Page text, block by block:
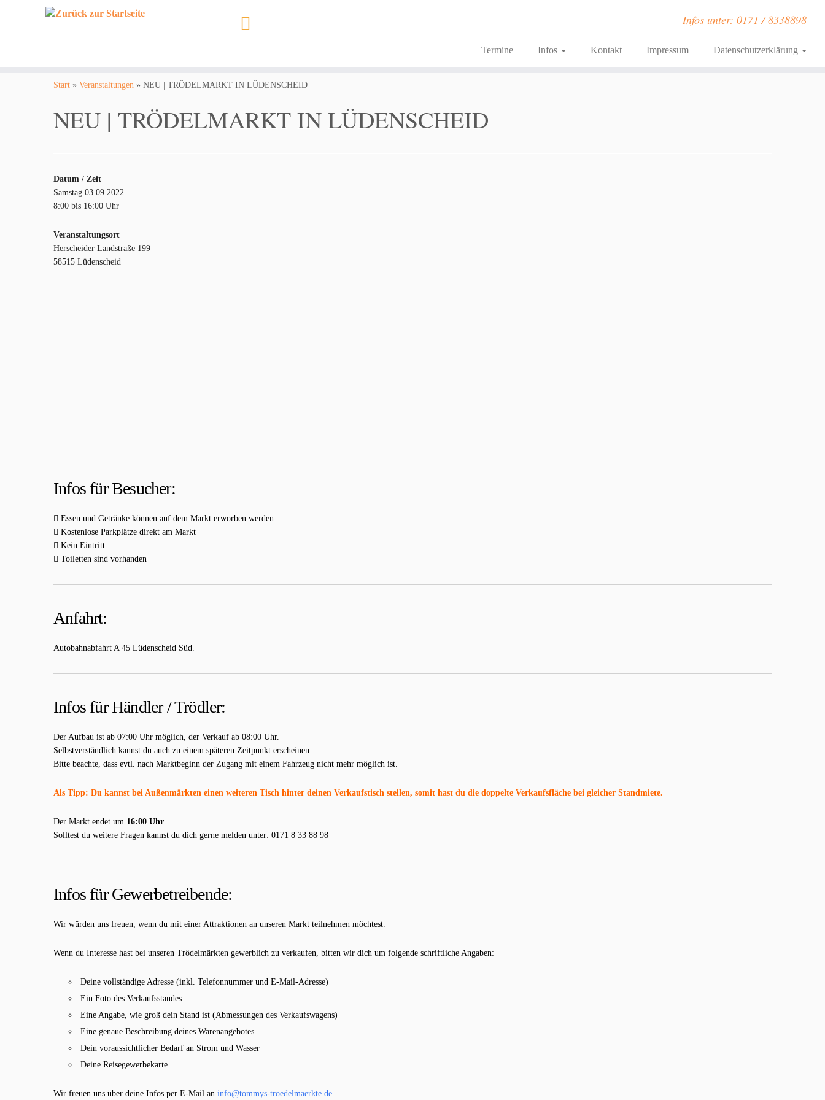
Infos unter: 0171 / 8338898
Termine Infos Kontakt Impressum Datenschutzerklärung
Start » Veranstaltungen » NEU | TRÖDELMARKT IN LÜDENSCHEID
NEU | TRÖDELMARKT IN LÜDENSCHEID
Datum / Zeit
Samstag 03.09.2022
8:00 bis 16:00 Uhr
Veranstaltungsort
Herscheider Landstraße 199
58515 Lüdenscheid
Infos für Besucher:
Essen und Getränke können auf dem Markt erworben werden
Kostenlose Parkplätze direkt am Markt
Kein Eintritt
Toiletten sind vorhanden
Anfahrt:
Autobahnabfahrt A 45 Lüdenscheid Süd.
Infos für Händler / Trödler:
Der Aufbau ist ab 07:00 Uhr möglich, der Verkauf ab 08:00 Uhr.
Selbstverständlich kannst du auch zu einem späteren Zeitpunkt erscheinen.
Bitte beachte, dass evtl. nach Marktbeginn der Zugang mit einem Fahrzeug nicht mehr möglich ist.
Als Tipp: Du kannst bei Außenmärkten einen weiteren Tisch hinter deinen Verkaufstisch stellen, somit hast du die doppelte Verkaufsfläche bei gleicher Standmiete.
Der Markt endet um 16:00 Uhr.
Solltest du weitere Fragen kannst du dich gerne melden unter: 0171 8 33 88 98
Infos für Gewerbetreibende:
Wir würden uns freuen, wenn du mit einer Attraktionen an unseren Markt teilnehmen möchtest.
Wenn du Interesse hast bei unseren Trödelmärkten gewerblich zu verkaufen, bitten wir dich um folgende schriftliche Angaben:
Deine vollständige Adresse (inkl. Telefonnummer und E-Mail-Adresse)
Ein Foto des Verkaufsstandes
Eine Angabe, wie groß dein Stand ist (Abmessungen des Verkaufswagens)
Eine genaue Beschreibung deines Warenangebotes
Dein voraussichtlicher Bedarf an Strom und Wasser
Deine Reisegewerbekarte
Wir freuen uns über deine Infos per E-Mail an info@tommys-troedelmaerkte.de